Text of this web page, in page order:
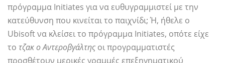
πρόγραμμα Initiates για να ευθυγραμμιστεί με την
κατεύθυνση που κινείται το παιχνίδι; Ή, ήθελε ο
Ubisoft να κλείσει το πρόγραμμα Initiates, οπότε είχε
το τζακ ο Αντεροβγάλτης οι προγραμματιστές
προσθέτουν μερικές γραμμές επεξηγηματικού